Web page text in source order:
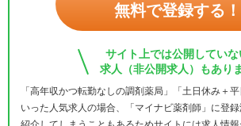
無料で登録する！
サイト上では公開していな
求人（非公開求人）もあり
「高年収かつ転勤なしの調剤薬局」「土日休み＋
いった人気求人の場合、「マイナビ薬剤師」に登